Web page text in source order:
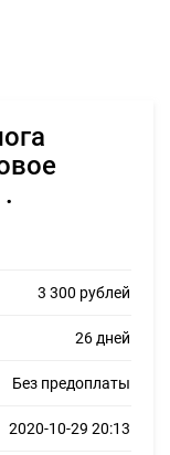
3 300 рублей
26 дней
Без предоплаты
2020-10-29 20:13